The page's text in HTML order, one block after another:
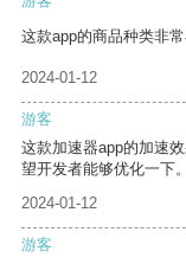
这款app的商品种类非
2024-01-12
游客
这款加速器app的加速
望开发者能够优化一下。
2024-01-12
游客